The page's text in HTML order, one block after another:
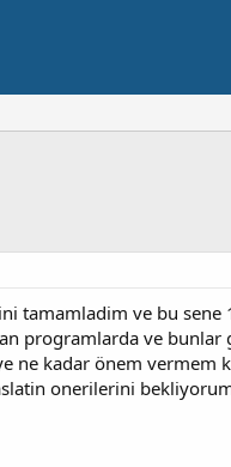
ve bu sene
programlarda ve
kadar önem vermem
onerilerini